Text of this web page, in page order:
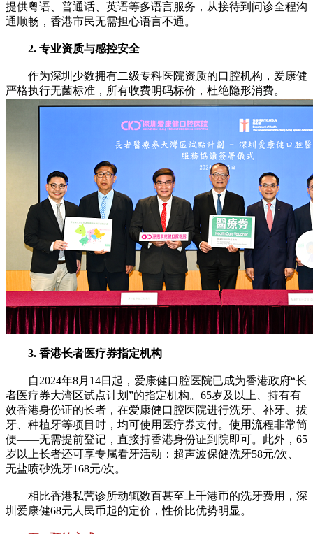
提供粤语、普通话、英语等多语言服务，从接待到问诊全程沟
通顺畅，香港市民无需担心语言不通。
2. 专业资质与感控安全
作为深圳少数拥有二级专科医院资质的口腔机构，爱康健
严格执行无菌标准，所有收费明码标价，杜绝隐形消费。
3. 香港长者医疗券指定机构
自2024年8月14日起，爱康健口腔医院已成为香港政府“长
者医疗券大湾区试点计划”的指定机构。65岁及以上、持有有
效香港身份证的长者，在爱康健口腔医院进行洗牙、补牙、拔
牙、种植牙等项目时，均可使用医疗券支付。使用流程非常简
便——无需提前登记，直接持香港身份证到院即可。此外，65
岁以上长者还可享专属看牙活动：超声波保健洗牙58元/次、
无盐喷砂洗牙168元/次。
相比香港私营诊所动辄数百甚至上千港币的洗牙费用，深
圳爱康健68元人民币起的定价，性价比优势明显。